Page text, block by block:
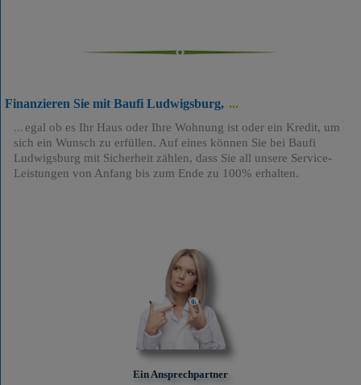
Finanzieren Sie mit Baufi Ludwigsburg,
egal ob es Ihr Haus oder Ihre Wohnung ist oder ein Kredit, um
sich ein Wunsch zu erfüllen. Auf eines können Sie bei Baufi
Ludwigsburg mit Sicherheit zählen, dass Sie all unsere Service-
Leistungen von Anfang bis zum Ende zu 100% erhalten.
Ein Ansprechpartner